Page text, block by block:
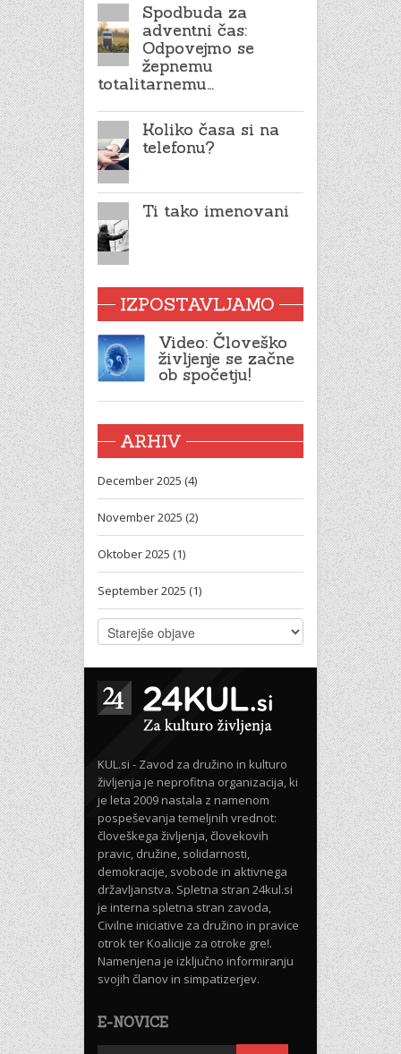
Spodbuda za
adventni čas:
Odpovejmo se
žepnemu
totalitarnemu…
Koliko časa si na
telefonu?
Ti tako imenovani
IZPOSTAVLJAMO
Video: Človeško
življenje se začne
ob spočetju!
ARHIV
December 2025 (4)
November 2025 (2)
Oktober 2025 (1)
September 2025 (1)
KUL.si - Zavod za družino in kulturo
življenja je neprofitna organizacija, ki
je leta 2009 nastala z namenom
pospeševanja temeljnih vrednot:
človeškega življenja, človekovih
pravic, družine, solidarnosti,
demokracije, svobode in aktivnega
državljanstva. Spletna stran 24kul.si
je interna spletna stran zavoda,
Civilne iniciative za družino in pravice
otrok ter Koalicije za otroke gre!.
Namenjena je izključno informiranju
svojih članov in simpatizerjev.
E-NOVICE